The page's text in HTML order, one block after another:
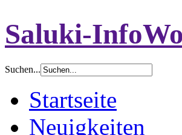
Saluki-
Suchen...
Startseite
Neuigkeiten